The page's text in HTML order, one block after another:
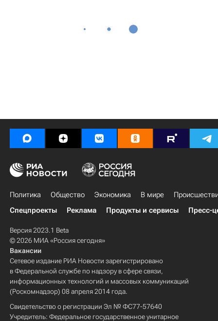
Политика Общество Экономика В мире
Спецпроекты
Реклама Продукты и сервисы Пресс-
Версия 2023.1 Beta
© 2026 МИА «Россия сегодня»
Вакансии
Сетевое издание РИА Новости зарегистрировано
в Федеральной службе по надзору в сфере связи,
информационных технологий и массовых коммуникаций
(Роскомнадзор) 08 апреля 2014 года.
Свидетельство о регистрации Эл № ФС77-57640
Учредитель: Федеральное государственное унитарное